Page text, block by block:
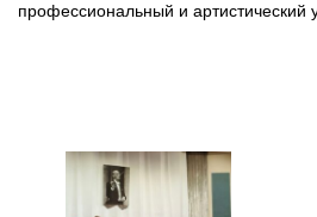
профессиональный и артистический